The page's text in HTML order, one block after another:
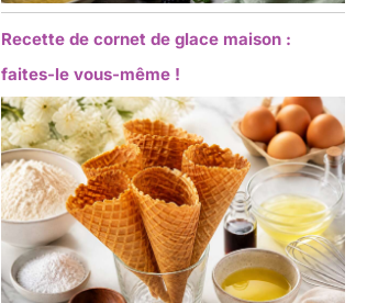
Recette de cornet de glace maison :
faites-le vous-même !